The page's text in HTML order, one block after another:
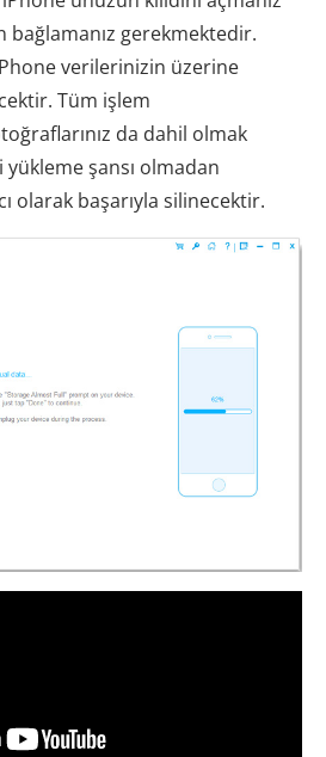
gerekmektedir.
verilerinizin üzerine
Tüm işlem
da dahil olmak
şansı olmadan
olarak başarıyla silinecektir.